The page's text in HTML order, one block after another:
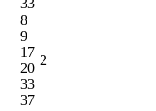
8
9
17
20
33
37
2